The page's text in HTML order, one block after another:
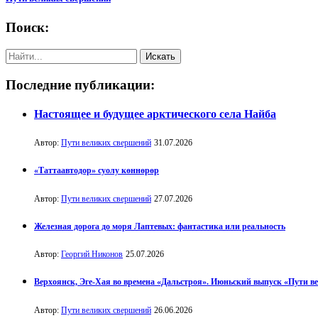
Поиск:
Последние публикации:
Настоящее и будущее арктического села Найба
Автор: Пути великих свершений 31.07.2026
«Таттаавтодор» суолу көннөрөр
Автор: Пути великих свершений 27.07.2026
Железная дорога до моря Лаптевых: фантастика или реальность
Автор: Георгий Никонов 25.07.2026
Верхоянск, Эге-Хая во времена «Дальстроя». Июньский выпуск «Пути
Автор: Пути великих свершений 26.06.2026